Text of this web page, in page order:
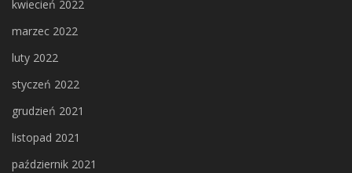
kwiecień 2022
marzec 2022
luty 2022
styczeń 2022
grudzień 2021
listopad 2021
październik 2021